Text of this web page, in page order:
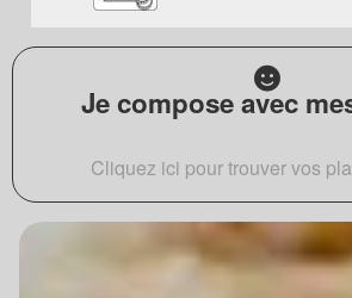
Je compose avec
Cliquez ici pour trouver vos